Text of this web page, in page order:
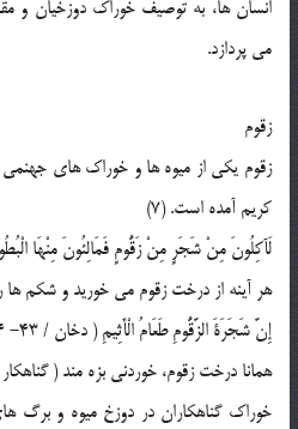
انسان ها، به توصیف خوراک دوزخیان و
می پردازد.
زقوم
زقوم یکی از میوه ها و خوراک های
کریم آمده است. (7)
لَآکِلُونَ مِنْ شَجَرٍ مِنْ زَقُّومٍ‌ فَمَالِئُونَ مِنْهَا الْبُطُونَ‌ (
هر آینه از درخت زقوم می خورید و شکم ها
إِنَّ شَجَرَةَ الزَّقُّومِ‌ طَعَامُ الْأَثِیمِ‌ ( دخان / 43- 44 ).
همانا درخت زقوم، خوردنی بزه مند (